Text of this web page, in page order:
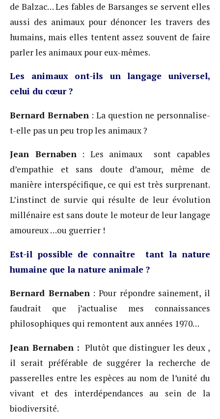
de Balzac… Les fables de Barsanges se servent elles
aussi des animaux pour dénoncer les travers des
humains, mais elles tentent assez souvent de faire
parler les animaux pour eux-mêmes.
Les animaux ont-ils un langage universel,
celui du cœur ?
Bernard Bernaben : La question ne personnalise-
t-elle pas un peu trop les animaux ?
Jean Bernaben: Les animaux sont capables
d’empathie et sans doute d’amour, même de
manière interspécifique, ce qui est très surprenant.
L’instinct de survie qui résulte de leur évolution
millénaire est sans doute le moteur de leur langage
amoureux …ou guerrier !
Est-il possible de connaître tant la nature
humaine que la nature animale ?
Bernard Bernaben: Pour répondre sainement, il
faudrait que j’actualise mes connaissances
philosophiques qui remontent aux années 1970…
Jean Bernaben : Plutôt que distinguer les deux ,
il serait préférable de suggérer la recherche de
passerelles entre les espèces au nom de l’unité du
vivant et des interdépendances au sein de la
biodiversité.